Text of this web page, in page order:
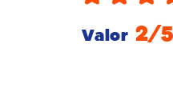
Valor 2/5